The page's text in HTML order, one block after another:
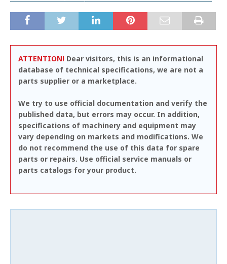
ATTENTION! Dear visitors, this is an informational
database of technical specifications, we are not a
parts supplier or a marketplace.
We try to use official documentation and verify the
published data, but errors may occur. In addition,
specifications of machinery and equipment may
vary depending on markets and modifications. We
do not recommend the use of this data for spare
parts or repairs. Use official service manuals or
parts catalogs for your product.